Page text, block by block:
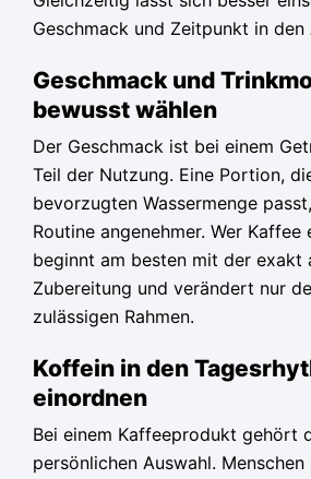
Geschmack und Zeitpunkt in den
Geschmack und
bewusst wählen
Der Geschmack ist bei einem
Teil der Nutzung. Eine Portion,
bevorzugten Wassermenge
Routine angenehmer. Wer
beginnt am besten mit der exakt
Zubereitung und verändert nur
zulässigen Rahmen.
Koffein in den
einordnen
Bei einem Kaffeeprodukt gehört
persönlichen Auswahl. Menschen